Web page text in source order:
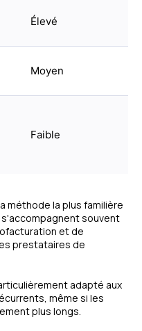
Élevé
Moyen
Faible
méthode la plus familière
souvent
et de
prestataires de
adapté aux
même si les
plus longs.